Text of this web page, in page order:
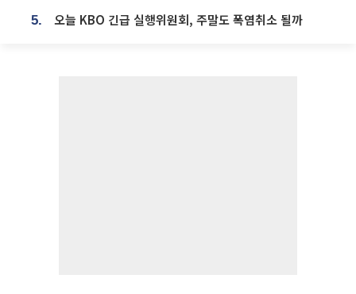
5. 오늘 KBO 긴급 실행위원회, 주말도 폭염취소 될까